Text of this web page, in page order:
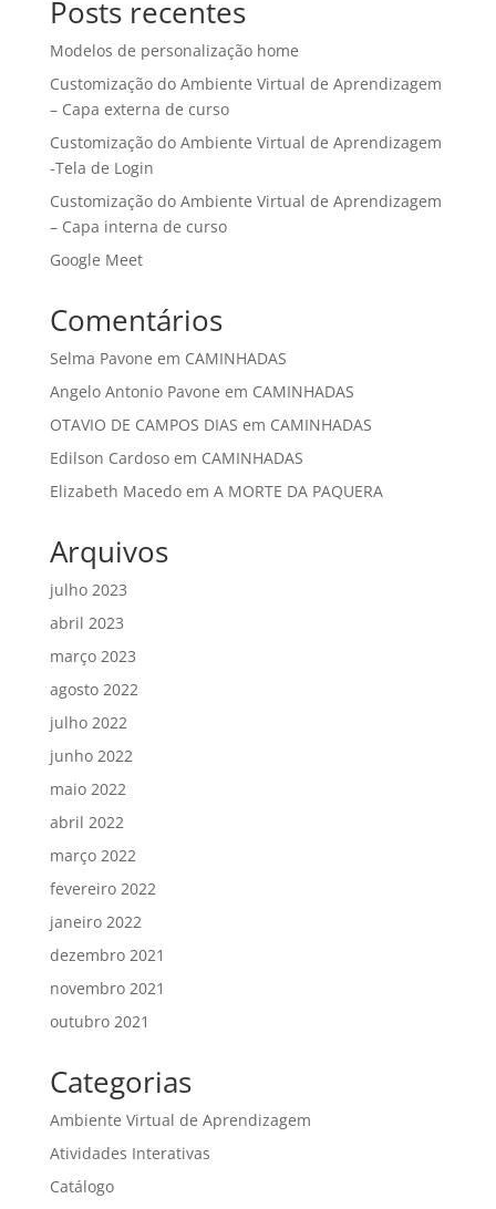
Posts recentes
Modelos de personalização home
Customização do Ambiente Virtual de Aprendizagem
– Capa externa de curso
Customização do Ambiente Virtual de Aprendizagem
-Tela de Login
Customização do Ambiente Virtual de Aprendizagem
– Capa interna de curso
Google Meet
Comentários
Selma Pavone em CAMINHADAS
Angelo Antonio Pavone em CAMINHADAS
OTAVIO DE CAMPOS DIAS em CAMINHADAS
Edilson Cardosoem CAMINHADAS
Elizabeth Macedoem A MORTE DA PAQUERA
Arquivos
julho 2023
abril 2023
março 2023
agosto 2022
julho 2022
junho 2022
maio 2022
abril 2022
março 2022
fevereiro 2022
janeiro 2022
dezembro 2021
novembro 2021
outubro 2021
Categorias
Ambiente Virtual de Aprendizagem
Atividades Interativas
Catálogo